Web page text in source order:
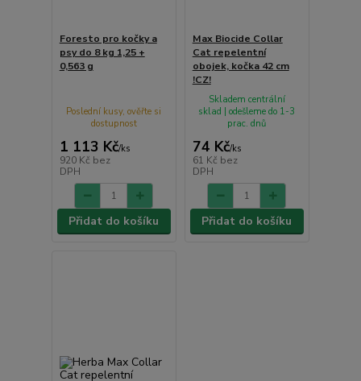
Foresto pro kočky a
psy do 8 kg 1,25 +
0,563 g
1 113 Kč/ks
920 Kč bez
DPH
Poslední kusy, ověřte si
dostupnost
Přidat do košíku
Max Biocide Collar
Cat repelentní
obojek, kočka 42 cm
!CZ!
74 Kč/ks
61 Kč bez
DPH
Skladem centrální
sklad | odešleme do 1-3
prac. dnů
Přidat do košíku